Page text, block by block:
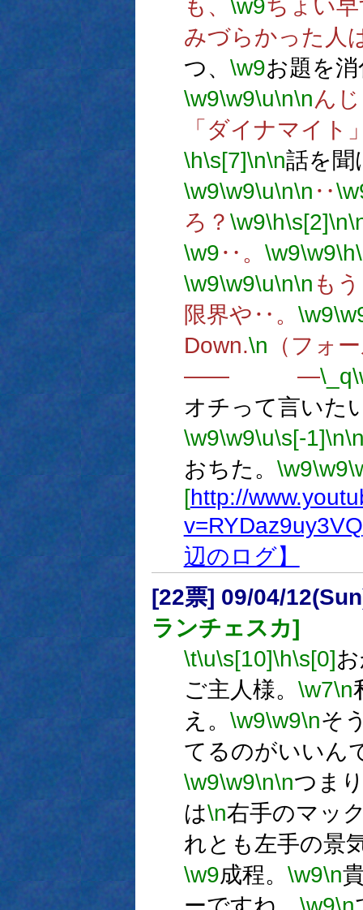
も、 \w9ちょい
みづらかった人
つ、 \w9お題を
\w9\w9\u\n\nん
「ダイナマイト
\h\s[7]\n\n話を
\w9\w9\u\n\n ‥
ろ？ \w9\h\s[2]\n
\w9‥。 \w9\w9\h
\w9\w9\u\n\n も
限界や‥。 \w9
Down.\n （フォ
―― ―\_q
オチって言いた
\w9\w9\u\s[-1]\n
おちた。 \w9\w9
[http://
v=RYDaz9uy3VQ
辺のログ】
[22票] 09/04/
ランチェスカ]
\t\u\s[10]\h\s[0]
ご主人様。 \w7\n
え。 \w9\w9\nそ
てるのがいいん
\w9\w9\n\nつま
は\n右手のマッ
れとも左手の景
\w9成程。 \w9\n